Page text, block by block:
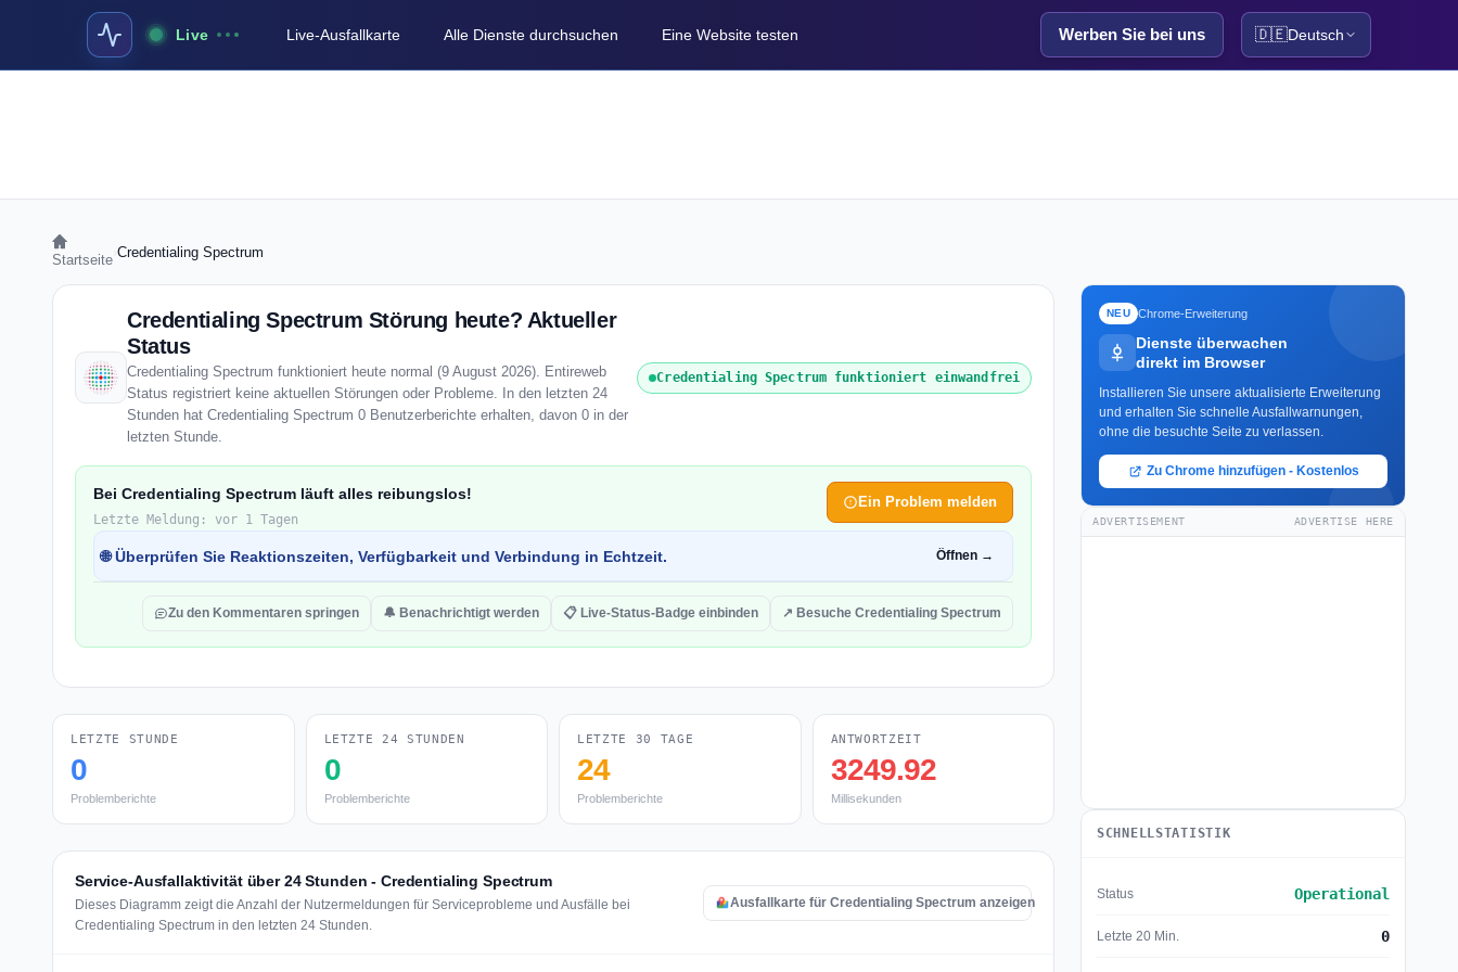
Live Live-Ausfallkarte Alle Dienste durchsuchen Eine Website testen Werben Sie bei uns 🇩🇪Deutsch
Startseite Credentialing Spectrum
Credentialing Spectrum Störung heute? Aktueller
Status
Credentialing Spectrum funktioniert heute normal (9 August 2026). Entireweb
Status registriert keine aktuellen Störungen oder Probleme. In den letzten 24
Stunden hat Credentialing Spectrum 0 Benutzerberichte erhalten, davon 0 in der
letzten Stunde.
Credentialing Spectrum funktioniert einwandfrei
Bei Credentialing Spectrum läuft alles reibungslos!
Letzte Meldung: vor 1 Tagen
Ein Problem melden
🌐 Überprüfen Sie Reaktionszeiten, Verfügbarkeit und Verbindung in Echtzeit. Öffnen →
Zu den Kommentaren springen 🔔 Benachrichtigt werden 📋 Live-Status-Badge einbinden ↗ Besuche Credentialing Spectrum
LETZTE STUNDE
0
Problemberichte
LETZTE 24 STUNDEN
0
Problemberichte
LETZTE 30 TAGE
24
Problemberichte
ANTWORTZEIT
3249.92
Millisekunden
Service-Ausfallaktivität über 24 Stunden - Credentialing Spectrum
Dieses Diagramm zeigt die Anzahl der Nutzermeldungen für Serviceprobleme und Ausfälle bei
Credentialing Spectrum in den letzten 24 Stunden.
Ausfallkarte für Credentialing Spectrum anzeigen
NEU Chrome-Erweiterung
Dienste überwachen
direkt im Browser
Installieren Sie unsere aktualisierte Erweiterung
und erhalten Sie schnelle Ausfallwarnungen,
ohne die besuchte Seite zu verlassen.
Zu Chrome hinzufügen - Kostenlos
ADVERTISEMENT ADVERTISE HERE
SCHNELLSTATISTIK
Status Operational
Letzte 20 Min. 0